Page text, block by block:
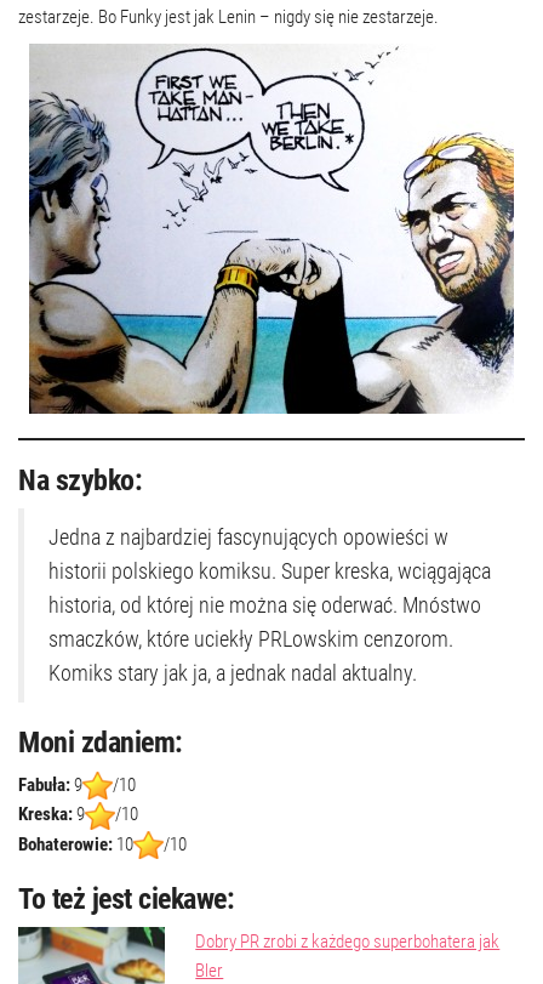
zestarzeje. Bo Funky jest jak Lenin – nigdy się nie zestarzeje.
Na szybko:
Jedna z najbardziej fascynujących opowieści w
historii polskiego komiksu. Super kreska, wciągająca
historia, od której nie można się oderwać. Mnóstwo
smaczków, które uciekły PRLowskim cenzorom.
Komiks stary jak ja, a jednak nadal aktualny.
Moni zdaniem:
Fabuła:9
/10
Kreska:9
/10
Bohaterowie: 10 /10
To też jest ciekawe:
Dobry PR zrobi z każdego superbohatera jak
Bler